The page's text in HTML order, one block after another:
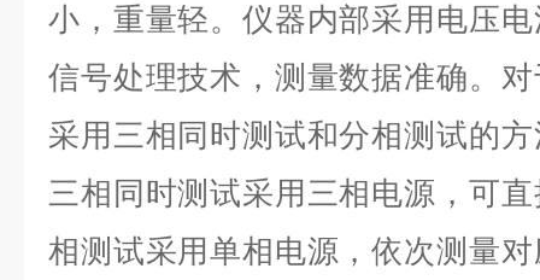
小，重量轻。仪器内部采用电压
信号处理技术，测量数据准确。
采用三相同时测试和分相测试的
三相同时测试采用三相电源，可
相测试采用单相电源，依次测量